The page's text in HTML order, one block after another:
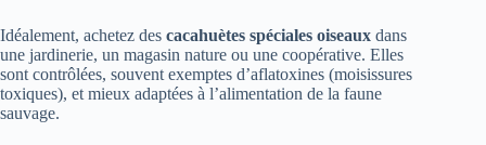
Idéalement, achetez des cacahuètes spéciales oiseaux dans
une jardinerie, un magasin nature ou une coopérative. Elles
sont contrôlées, souvent exemptes d’aflatoxines (moisissures
toxiques), et mieux adaptées à l’alimentation de la faune
sauvage.